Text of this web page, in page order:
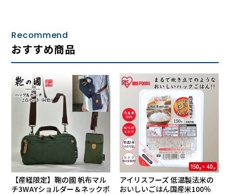
Recommend
おすすめ商品
【産経限定】鞄の國 帆布マル
チ3WAYショルダー＆ネックポ
アイリスフーズ 低温製法米の
おいしいごはん国産米100％